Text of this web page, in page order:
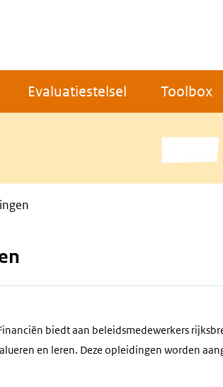
Evaluatiestelsel Toolbox
biedt aan beleidsmedewerkers
en leren. Deze opleidingen worden